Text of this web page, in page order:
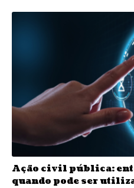
Ação civil pública:
quando pode ser